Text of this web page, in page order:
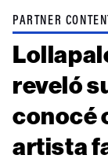
PARTNER
reveló
conocé
artista